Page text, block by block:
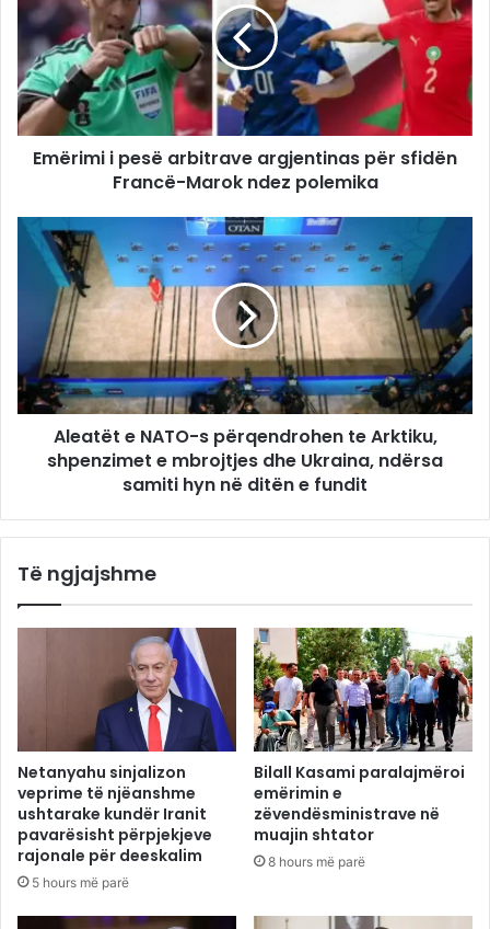
Emërimi i pesë arbitrave argjentinas për sfidën
Francë-Marok ndez polemika
Aleatët e NATO-s përqendrohen te Arktiku,
shpenzimet e mbrojtjes dhe Ukraina, ndërsa
samiti hyn në ditën e fundit
Të ngjajshme
Netanyahu sinjalizon
veprime të njëanshme
ushtarake kundër Iranit
pavarësisht përpjekjeve
rajonale për deeskalim
5 hours më parë
Bilall Kasami paralajmëroi
emërimin e
zëvendësministrave në
muajin shtator
8 hours më parë